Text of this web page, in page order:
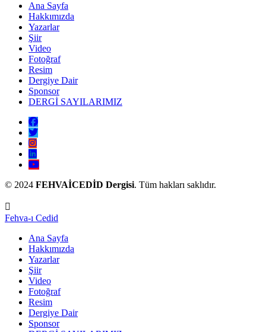
Ana Sayfa
Hakkımızda
Yazarlar
Şiir
Video
Fotoğraf
Resim
Dergiye Dair
Sponsor
DERGİ SAYILARIMIZ
© 2024 FEHVAİCEDİD Dergisi. Tüm hakları saklıdır.
Fehva-ı Cedid
Ana Sayfa
Hakkımızda
Yazarlar
Şiir
Video
Fotoğraf
Resim
Dergiye Dair
Sponsor